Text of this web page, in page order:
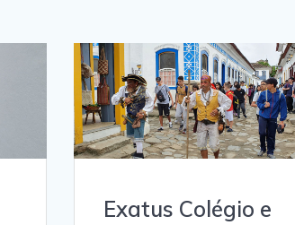
Exatus Colégio e